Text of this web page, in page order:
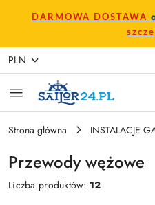
Przejdź do treści
Przejdź do
Przejdź do moje konto
Przejdź do menu
Przejdź do stopki
DARMOWA DOSTAWA
PLN
Strona główna INSTALACJE
Przewody wężowe
Liczba produktów: 12